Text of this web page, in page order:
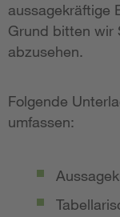
aussagekräftige
Grund bitten wir
abzusehen.
Folgende
umfassen: